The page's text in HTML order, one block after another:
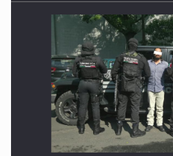
Capturan en Zapopan a